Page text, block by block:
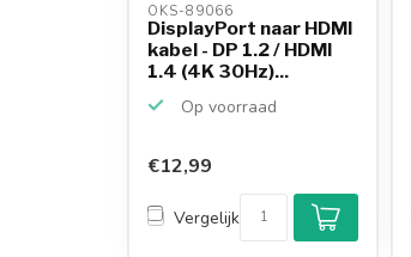
OKS-89066
DisplayPort naar HDMI
kabel - DP 1.2 / HDMI
1.4 (4K 30Hz)...
Op voorraad
€12,99
Vergelijk